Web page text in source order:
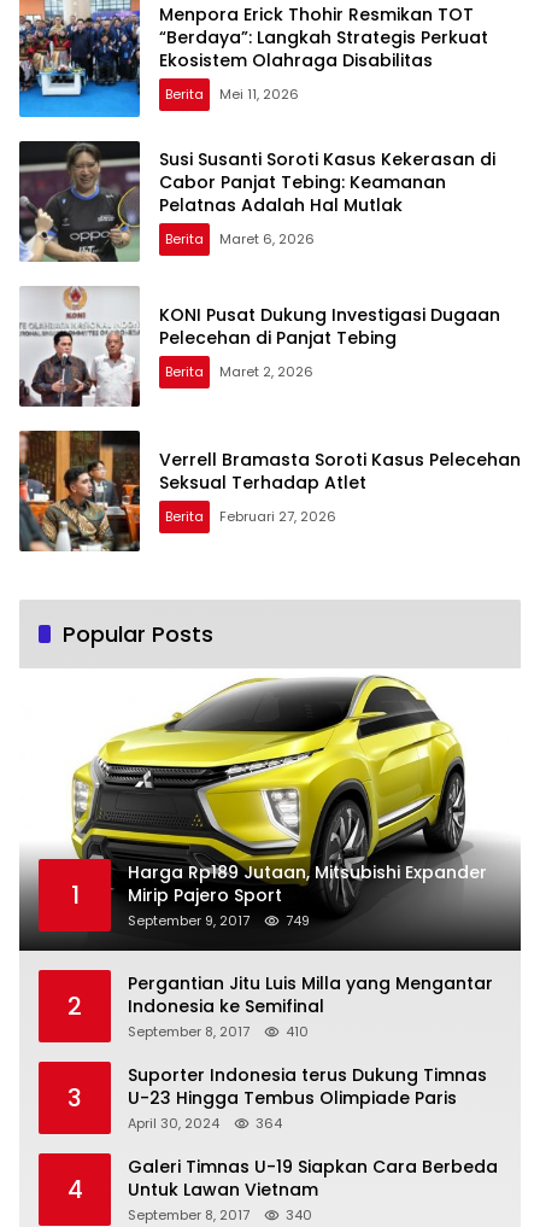
Menpora Erick Thohir Resmikan TOT
“Berdaya”: Langkah Strategis Perkuat
Ekosistem Olahraga Disabilitas
Berita Mei 11, 2026
Susi Susanti Soroti Kasus Kekerasan di
Cabor Panjat Tebing: Keamanan
Pelatnas Adalah Hal Mutlak
Berita Maret 6, 2026
KONI Pusat Dukung Investigasi Dugaan
Pelecehan di Panjat Tebing
Berita Maret 2, 2026
Verrell Bramasta Soroti Kasus Pelecehan
Seksual Terhadap Atlet
Berita Februari 27, 2026
Popular Posts
1
Harga Rp189 Jutaan, Mitsubishi Expander
Mirip Pajero Sport
September 9, 2017 749
2
Pergantian Jitu Luis Milla yang Mengantar
Indonesia ke Semifinal
September 8, 2017 410
3
Suporter Indonesia terus Dukung Timnas
U-23 Hingga Tembus Olimpiade Paris
April 30, 2024 364
4
Galeri Timnas U-19 Siapkan Cara Berbeda
Untuk Lawan Vietnam
September 8, 2017 340